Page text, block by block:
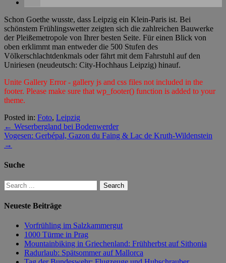
Schon Goethe wusste, dass Leipzig ein Klein-Paris ist. Bei
schönstem Frühlingswetter zeigten sich die zahlreichen Bauwerke
der Pleißemetropole von Ihrer besten Seite. Für einen Blick von
oben erklimmt man entweder die 500 Stufen des
Völkerschlachtdenkmals oder fährt mit dem Fahrstuhl auf den
Uniriesen (neudeutsch: City-Hochhaus Leipzig) hinauf.
Unite Gallery Error - gallery js and css files not included in the
footer. Please make sure that wp_footer() function is added to your
theme.
Posted in: Foto, Leipzig
← Weserbergland bei Bodenwerder
Vogesen: Gerbépal, Gazon du Faing & Lac de Kruth-Wildenstein
→
Suche
Neueste Beiträge
Vorfrühling im Salzkammergut
1000 Türme in Prag
Mountainbiking in Griechenland: Frühherbst auf Sithonia
Radurlaub: Spätsommer auf Mallorca